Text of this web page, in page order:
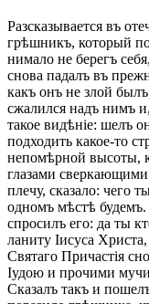
Разсказывается въ
грѣшникъ, который
нимало не берегъ
снова падалъ въ
какъ онъ не злой
сжалился надъ нимъ
такое видѣніе: шелъ
подходить какое-то
непомѣрной высоты,
глазами
плечу, сказало: чего
одномъ мѣстѣ
спросилъ его: да ты
ланиту Іисуса
Святаго Причастія
Іудою и прочими
Сказалъ такъ и